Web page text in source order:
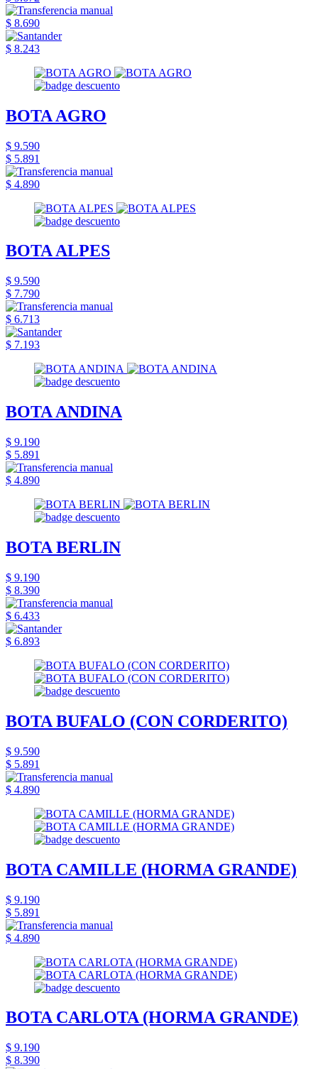
$ 8.690
$ 8.243
BOTA AGRO
$ 9.590
$ 5.891
$ 4.890
BOTA ALPES
$ 9.590
$ 7.790
$ 6.713
$ 7.193
BOTA ANDINA
$ 9.190
$ 5.891
$ 4.890
BOTA BERLIN
$ 9.190
$ 8.390
$ 6.433
$ 6.893
BOTA BUFALO (CON CORDERITO)
$ 9.590
$ 5.891
$ 4.890
BOTA CAMILLE (HORMA GRANDE)
$ 9.190
$ 5.891
$ 4.890
BOTA CARLOTA (HORMA GRANDE)
$ 9.190
$ 8.390